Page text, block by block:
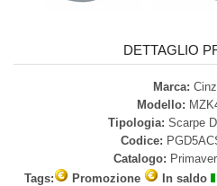
DETTAGLIO
Marca:
Modello:
Tipologia: Scarpe
Codice:
Catalogo:
Tags:
Promozione In saldo